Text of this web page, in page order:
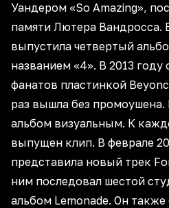
Уандером «So Amazing»,
памяти Лютера Вандросса.
выпустила четвертый
названием «4». В 2013
фанатов пластинкой
раз вышла без промоушена.
альбом визуальным. К
выпущен клип. В феврале
представила новый трек
ним последовал шестой
альбом Lemonade. Он